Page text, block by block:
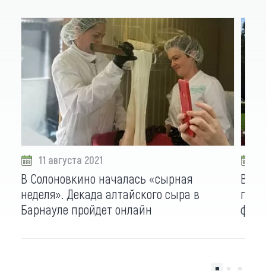
11 августа 2021
В Солоновкино началась «сырная
неделя». Декада алтайского сыра в
Барнауле пройдет онлайн
В